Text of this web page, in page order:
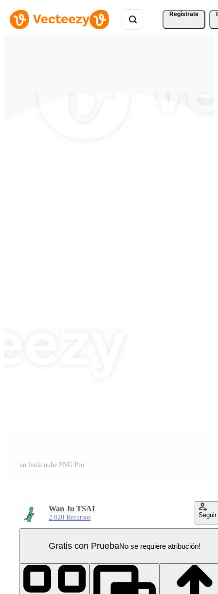
Regístrate
un linda nube PNG Pro
Wan Ju TSAI
2.020 Recursos Seguir
Gratis con PruebaNo se requiere atribución!